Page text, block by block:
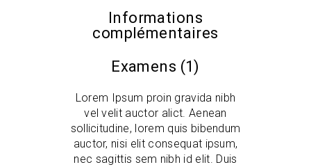
Informations
complémentaires
Examens (1)
Lorem Ipsum proin gravida nibh
vel velit auctor alict. Aenean
sollicitudine, lorem quis bibendum
auctor, nisi elit consequat ipsum,
nec sagittis sem nibh id elit. Duis